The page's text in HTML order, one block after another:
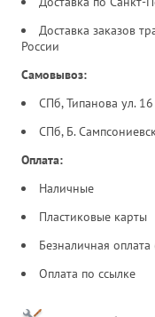
Доставка заказов
России
Самовывоз:
СПб, Типанова ул.
СПб, Б.
Оплата:
Наличные
Пластиковые карты
Безналичная
Оплата по ссылке